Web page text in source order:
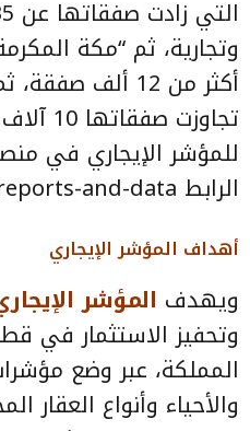
وتجارية، ثم “مكة
أكثر من 12 ألف
للمؤشر الإيجاري في
الرابط https://sakani.sa/reports-and-data.
أهداف المؤشر الإيجاري
ويهدف المؤشر
وتحفيز الاستثمار في
المملكة، عبر وضع
والأحياء وأنواع العقار